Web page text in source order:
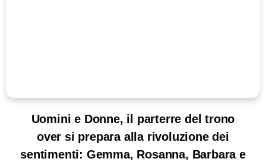
Uomini e Donne, il parterre del trono
over si prepara alla rivoluzione dei
sentimenti: Gemma, Rosanna, Barbara e